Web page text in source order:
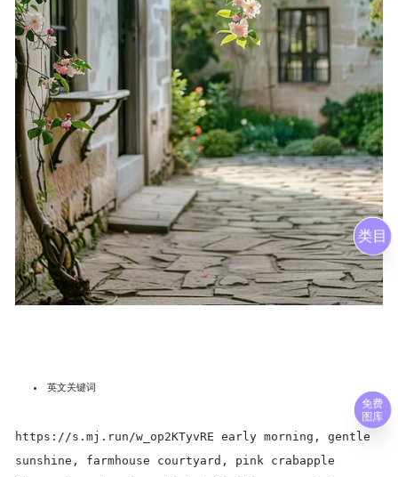
英文关键词
https://s.mj.run/w_op2KTyvRE early morning, gentle
sunshine, farmhouse courtyard, pink crabapple
类目
免费
图库